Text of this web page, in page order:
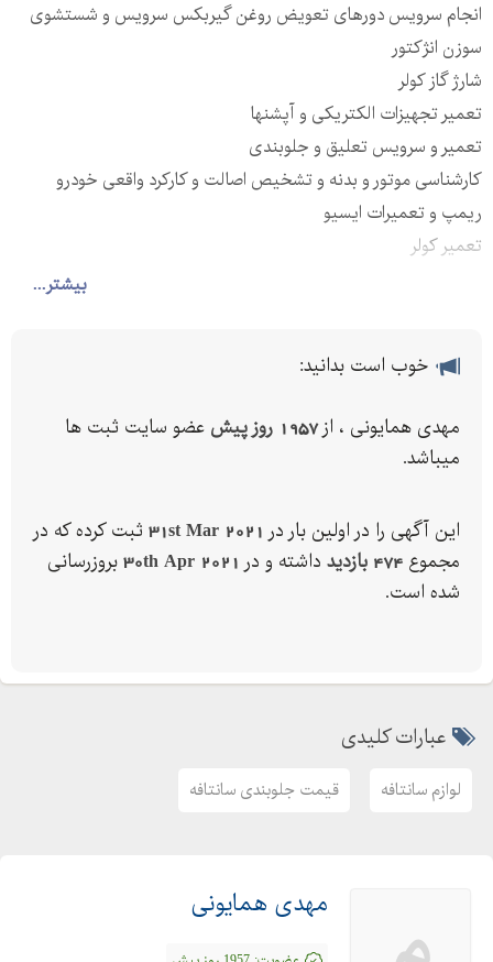
بیشتر...
انجام سرویس دورهای تعویض روغن گیربکس سرویس و شستشوی
سوزن انژکتور
شارژ گاز کولر
تعمیر تجهیزات الکتریکی و آپشنها
تعمیر و سرویس تعلیق و جلوبندی
کارشناسی موتور و بدنه و تشخیص اصالت و کارکرد واقعی خودرو
ریمپ و تعمیرات ایسیو
تعمیر کولر
تعمیر abs
تعمیر شیشه بالابر
تعمیر کروز کنترل
تعمیر اینه تاشو
تعریف سوییچ
تعریف سویچ
گیربکس استوک
لوازم سانتافه
تعمیر سوزن انژکتور
خوب است بدانید:
مهدی همایونی ، از1957 روز پیش
عضو سایت ثبت ها
میباشد.
این آگهی را در اولین بار در 31st Mar 2021 ثبت کرده که در
مجموع 474 بازدید داشته و در 30th Apr 2021 بروزرسانی
شده است.
عبارات کلیدی
لوازم سانتافه قیمت جلوبندی سانتافه
مهدی همایونی